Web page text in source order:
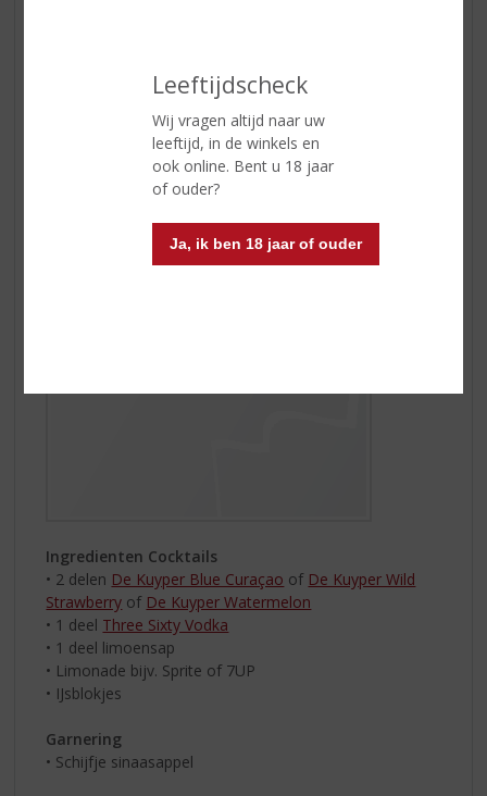
Leeftijdscheck
Wij vragen altijd naar uw
leeftijd, in de winkels en
ook online. Bent u 18 jaar
of ouder?
Ja, ik ben 18 jaar of ouder
Watermeloen is zomer! De sprankelende watermeloen
cocktail is een 'Must Have To Try'. Deze populaire
Watermelon Fizz, is een heerlijk frisse zomerse cocktail
en wordt gemaakt metWatermelon van De Kuyper
Ingredienten Cocktails
• 2 delen De Kuyper Blue Curaçao of De Kuyper Wild
Strawberry of De Kuyper Watermelon
• 1 deel Three Sixty Vodka
• 1 deel limoensap
• Limonade bijv. Sprite of 7UP
• IJsblokjes
Garnering
• Schijfje sinaasappel